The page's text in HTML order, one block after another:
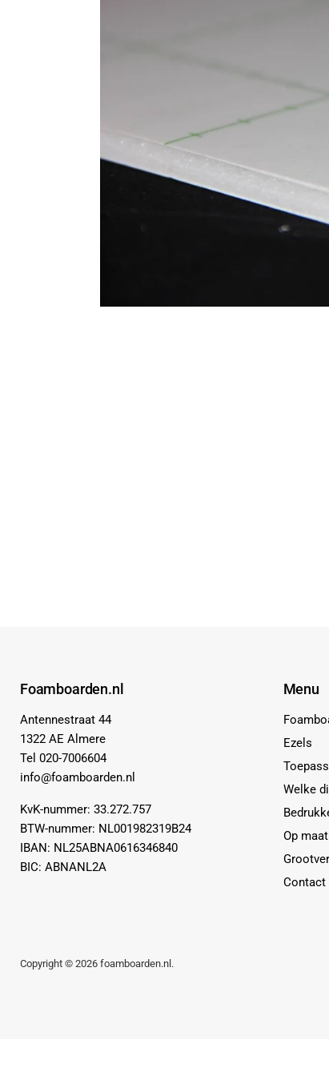
Foamboarden.nl
Antennestraat 44
1322 AE Almere
Tel 020-7006604
info@foamboarden.nl
KvK-nummer: 33.272.757
BTW-nummer: NL001982319B24
IBAN: NL25ABNA0616346840
BIC: ABNANL2A
Menu
Ezels
Welke
Op
Contact
Copyright © 2026 foamboarden.nl.